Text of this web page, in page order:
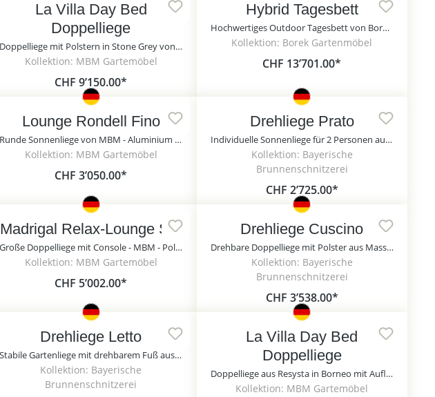
La Villa Day Bed
Doppelliege
Doppelliege mit Polstern in Stone Grey von MBM - La Villa Day Bed Doppelliege / ohne Schutzhülle
Kollektion: MBM Gartemöbel
CHF 9’150.00*
Hybrid Tagesbett
Hochwertiges Outdoor Tagesbett von Borek aus Teak mit Polstern - Hybrid Tagesbett
Kollektion: Borek Gartenmöbel
CHF 13’701.00*
Lounge Rondell Fino
Runde Sonnenliege von MBM - Aluminium & Geflecht - braun - Lounge Rondell Fino / ohne Kissen
Kollektion: MBM Gartemöbel
CHF 3’050.00*
Drehliege Prato
Individuelle Sonnenliege für 2 Personen aus Lärchenholz - Drehliege Prato / 140cm
Kollektion: Bayerische
Brunnenschnitzerei
CHF 2’725.00*
Madrigal Relax-Lounge Set
Große Doppelliege mit Console - MBM - Polyrattan - braun - Madrigal Relax-Lounge Set
Kollektion: MBM Gartemöbel
CHF 5’002.00*
Drehliege Cuscino
Drehbare Doppelliege mit Polster aus Massivholz für den Außenbereich - Drehliege Cuscino / 140cm / Anthrazit
Kollektion: Bayerische
Brunnenschnitzerei
CHF 3’538.00*
Drehliege Letto
Stabile Gartenliege mit drehbarem Fuß aus Lärchenholz - Drehliege Letto / 140cm
Kollektion: Bayerische
Brunnenschnitzerei
La Villa Day Bed
Doppelliege
Doppelliege aus Resysta in Borneo mit Auflagen von MBM - La Villa Day Bed Doppelliege / ohne Schutzhülle
Kollektion: MBM Gartemöbel